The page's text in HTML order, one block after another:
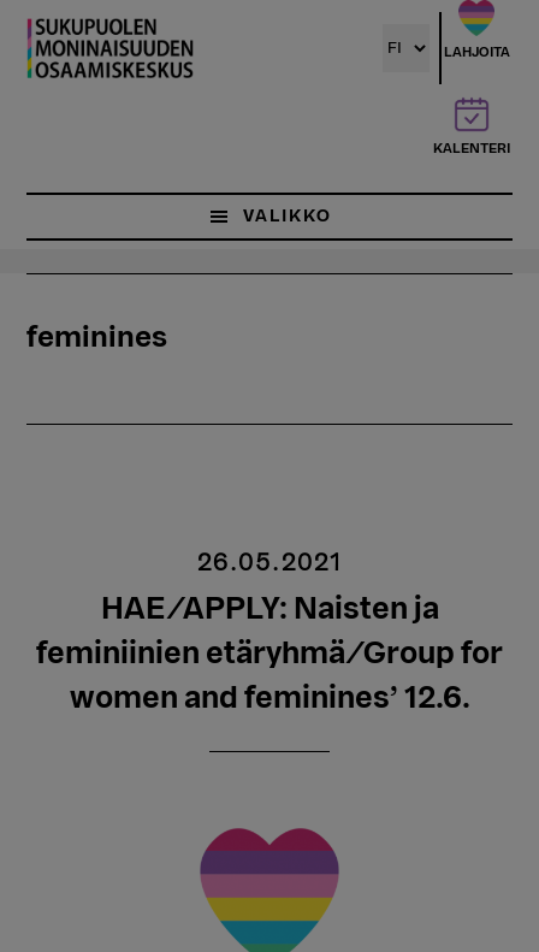
Hyppää
pääsisältöön
LAHJOITA
KALENTERI
VALIKKO
feminines
26.05.2021
HAE/APPLY: Naisten ja
feminiinien etäryhmä/Group for
women and feminines’ 12.6.